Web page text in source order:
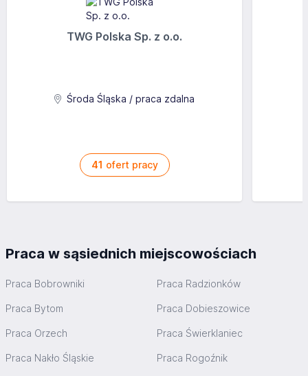
TWG Polska Sp. z o.o.
Środa Śląska / praca zdalna
41 ofert pracy
Praca w sąsiednich miejscowościach
Praca Bobrowniki Praca Radzionków
Praca Bytom Praca Dobieszowice
Praca Orzech Praca Świerklaniec
Praca Nakło Śląskie Praca Rogoźnik